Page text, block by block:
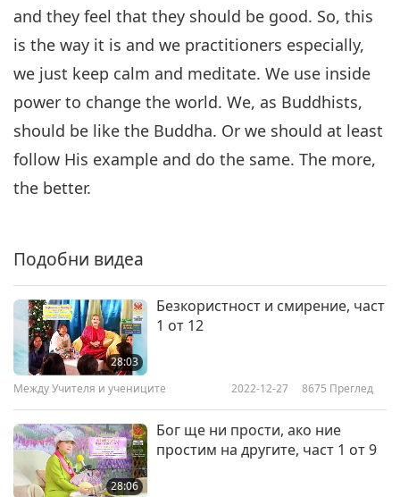
Между Учителя и учениците 2019-02-05 Преглед
and they feel that they should be good. So, this
is the way it is and we practitioners especially,
we just keep calm and meditate. We use inside
power to change the world. We, as Buddhists,
should be like the Buddha. Or we should at least
follow His example and do the same. The more,
the better.
Подобни видеа
28:03
Безкористност и смирение, част
1 от 12
Между Учителя и учениците 2022-12-27 8675 Преглед
28:06
Бог ще ни прости, ако ние
простим на другите, част 1 от 9